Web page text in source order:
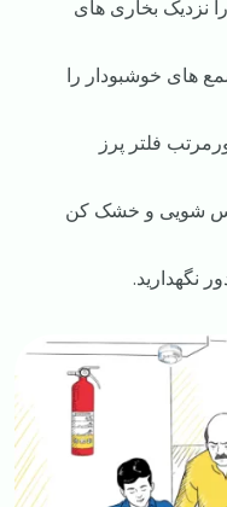
نزدیک بخاری های
های خوشبودار را
فلتر پرز
شویی و خشک کن
نگهدارید.